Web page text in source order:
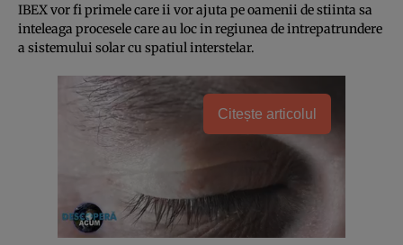
IBEX vor fi primele care ii vor ajuta pe oamenii de stiinta sa
inteleaga procesele care au loc in regiunea de intrepatrundere
a sistemului solar cu spatiul interstelar.
Citește articolul